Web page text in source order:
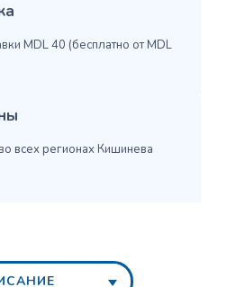
MDL 40 (бесплатно от MDL
всех регионах Кишинева